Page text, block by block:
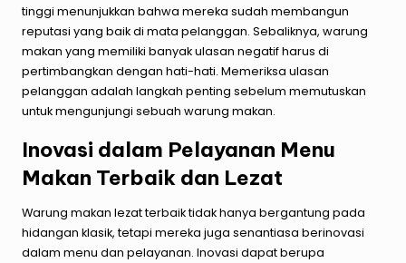
tinggi menunjukkan bahwa mereka sudah membangun
reputasi yang baik di mata pelanggan. Sebaliknya, warung
makan yang memiliki banyak ulasan negatif harus di
pertimbangkan dengan hati-hati. Memeriksa ulasan
pelanggan adalah langkah penting sebelum memutuskan
untuk mengunjungi sebuah warung makan.
Inovasi dalam Pelayanan Menu
Makan Terbaik dan Lezat
Warung makan lezat terbaik tidak hanya bergantung pada
hidangan klasik, tetapi mereka juga senantiasa berinovasi
dalam menu dan pelayanan. Inovasi dapat berupa